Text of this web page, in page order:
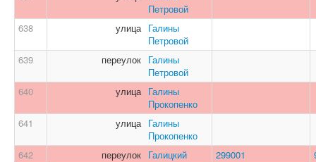
Петровой
638
улица Галины
Петровой
639
переулок Галины
Петровой
640
улица Галины
Прокопенко
641
улица Галины
Прокопенко
642
переулок Галицкий 299001